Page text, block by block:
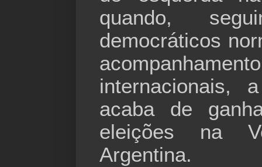
quando,
democráticos
internacionais,
acaba de
eleições na
Argentina.